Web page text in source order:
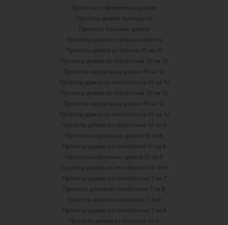
Проекты современных домов
Проекты домов таунхаусов
Проекты больших домов
Проекты домов со вторым светом
Проекты домов из блоков 10 на 10
Проекты домов из газобетона 10 на 10
Проекты кирпичных домов 10 на 10
Проекты домов из пеноблоков 10 на 10
Проекты домов из газобетона 10 на 12
Проекты кирпичных домов 10 на 12
Проекты домов из пеноблоков 10 на 12
Проекты домов из газоботона 10 на 8
Проекты кирпичных домов 10 на 8
Проекты домов из пеноблокв 10 на 8
Проекты кирпичных домов 10 на 9
Проекты домов из пеноблоков 10 на 9
Проекты домов из пеноблоков 7 на 7
Проекты домов из газобетона 7 на 8
Проекты домов из кирпича 7 на 8
Проекты домов из пеноблоков 7 на 8
Проекты домов из блоков 8 на 8